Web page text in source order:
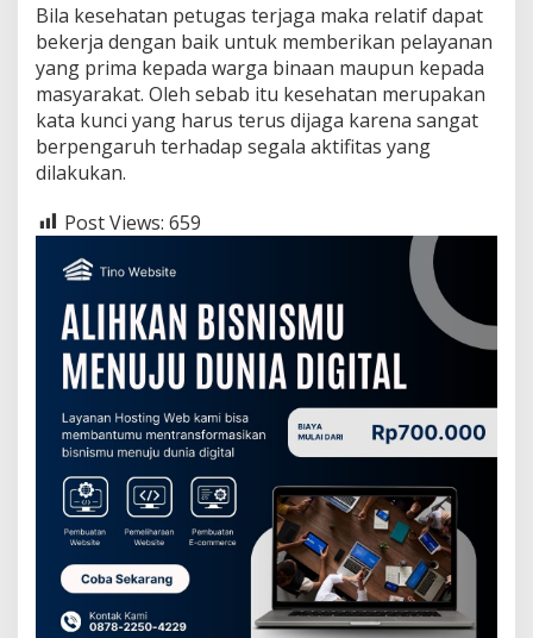
Bila kesehatan petugas terjaga maka relatif dapat
bekerja dengan baik untuk memberikan pelayanan
yang prima kepada warga binaan maupun kepada
masyarakat. Oleh sebab itu kesehatan merupakan
kata kunci yang harus terus dijaga karena sangat
berpengaruh terhadap segala aktifitas yang
dilakukan.
Post Views: 659